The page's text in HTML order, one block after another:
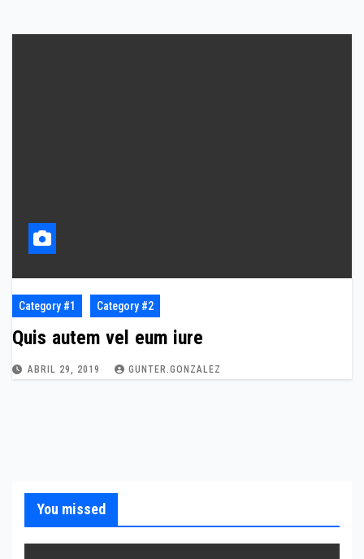
Category #1 Category #2
Quis autem vel eum iure
ABRIL 29, 2019 GUNTER.GONZALEZ
You missed